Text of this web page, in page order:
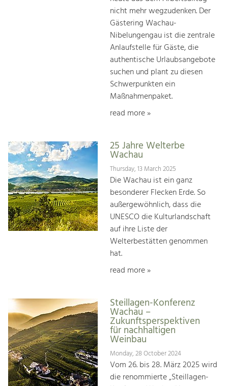
nicht mehr wegzudenken. Der
Gästering Wachau-
Nibelungengau ist die zentrale
Anlaufstelle für Gäste, die
authentische Urlaubsangebote
suchen und plant zu diesen
Schwerpunkten ein
Maßnahmenpaket.
read more »
25 Jahre Welterbe
Wachau
Thursday, 13 March 2025
Die Wachau ist ein ganz
besonderer Flecken Erde. So
außergewöhnlich, dass die
UNESCO die Kulturlandschaft
auf ihre Liste der
Welterbestätten genommen
hat.
read more »
Steillagen-Konferenz
Wachau –
Zukunftsperspektiven
für nachhaltigen
Weinbau
Monday, 28 October 2024
Vom 26. bis 28. März 2025 wird
die renommierte „Steillagen-